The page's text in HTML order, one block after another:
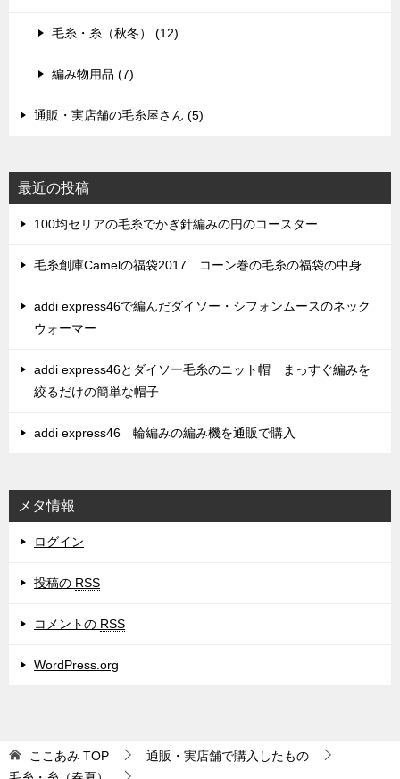
毛糸・糸（秋冬） (12)
編み物用品 (7)
通販・実店舗の毛糸屋さん (5)
最近の投稿
100均セリアの毛糸でかぎ針編みの円のコースター
毛糸創庫Camelの福袋2017 コーン巻の毛糸の福袋の中身
addi express46で編んだダイソー・シフォンムースのネック
ウォーマー
addi express46とダイソー毛糸のニット帽 まっすぐ編みを
絞るだけの簡単な帽子
addi express46 輪編みの編み機を通販で購入
メタ情報
ログイン
投稿の RSS
コメントの RSS
WordPress.org
ここあみ TOP
通販・実店舗で購入したもの